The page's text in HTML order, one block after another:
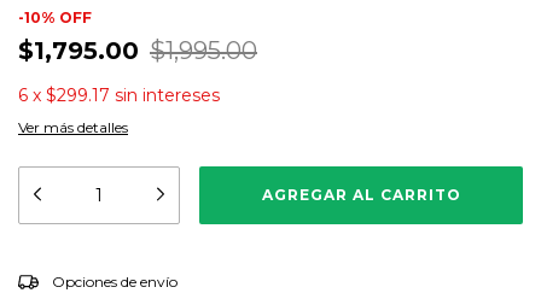
-10% OFF
$1,795.00 $1,995.00
6 x $299.17 sin intereses
Ver más detalles
Entregas para el CP:
Opciones de envío